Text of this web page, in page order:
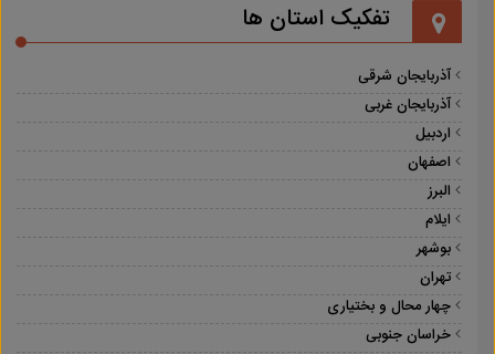
تفکیک استان ها
آذربایجان شرقی
آذربایجان غربی
اردبیل
اصفهان
البرز
ایلام
بوشهر
تهران
چهار محال و بختیاری
خراسان جنوبی